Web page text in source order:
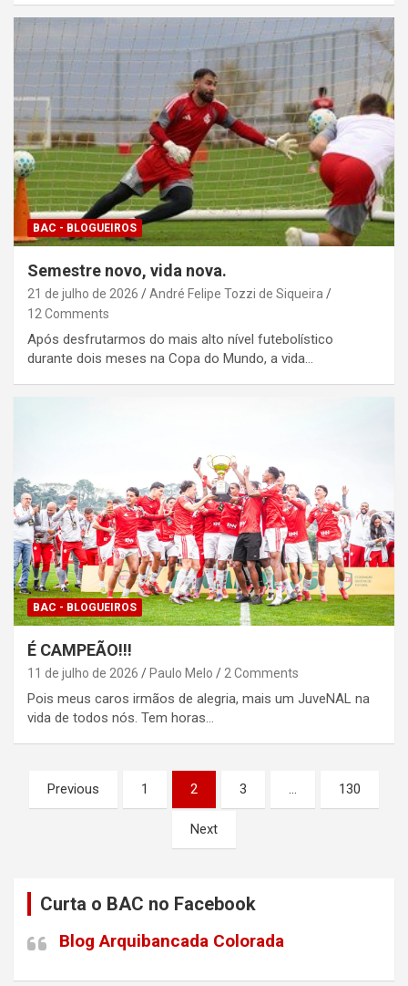
BAC - BLOGUEIROS
Semestre novo, vida nova.
21 de julho de 2026
André Felipe Tozzi de Siqueira
12 Comments
Após desfrutarmos do mais alto nível futebolístico
durante dois meses na Copa do Mundo, a vida…
BAC - BLOGUEIROS
É CAMPEÃO!!!
11 de julho de 2026 Paulo Melo 2 Comments
Pois meus caros irmãos de alegria, mais um JuveNAL na
vida de todos nós. Tem horas…
Paginação
de
Previous 1 2 3 … 130
Next
Curta o BAC no Facebook
Blog Arquibancada Colorada